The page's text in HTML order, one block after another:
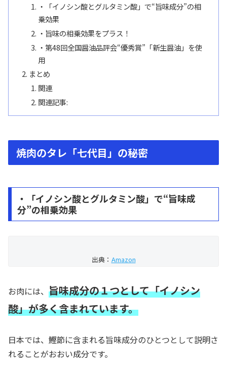
・「イノシン酸とグルタミン酸」で“旨味成分”の相
乗効果
・旨味の相乗効果をプラス！
・第48回全国醤油品評会“優秀賞”「新生醤油」を使
用
まとめ
関連
関連記事:
焼肉のタレ「七代目」の秘密
・「イノシン酸とグルタミン酸」で“旨味成
分”の相乗効果
出典： Amazon
お肉には、 旨味成分の１つとして「イノシン
酸」が多く含まれています。
日本では、鰹節に含まれる旨味成分のひとつとして説明さ
れることがおおい成分です。